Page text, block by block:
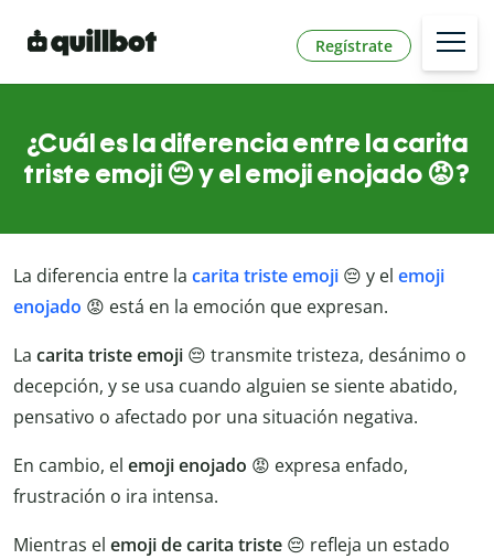
Regístrate
¿Cuál es la diferencia entre la carita
triste emoji 😔 y el emoji enojado 😡?
La diferencia entre la carita triste emoji 😔 y el emoji
enojado 😡 está en la emoción que expresan.
La carita triste emoji 😔 transmite tristeza, desánimo o
decepción, y se usa cuando alguien se siente abatido,
pensativo o afectado por una situación negativa.
En cambio, el emoji enojado 😡 expresa enfado,
frustración o ira intensa.
Mientras el emoji de carita triste 😔 refleja un estado